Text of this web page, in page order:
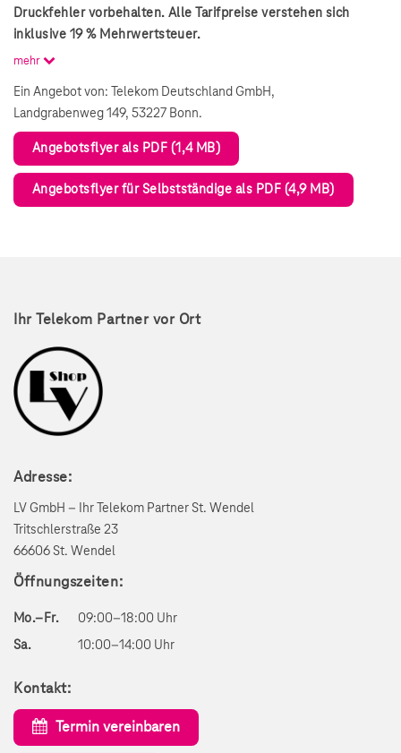
Druckfehler vorbehalten. Alle Tarifpreise verstehen sich
inklusive 19 % Mehrwertsteuer.
mehr
Ein Angebot von: Telekom Deutschland GmbH,
Landgrabenweg 149, 53227 Bonn.
Angebotsflyer als PDF (1,4 MB)
Angebotsflyer für Selbstständige als PDF (4,9 MB)
Ihr Telekom Partner vor Ort
Adresse:
LV GmbH – Ihr Telekom Partner St. Wendel
Tritschlerstraße 23
66606 St. Wendel
Öffnungszeiten:
Mo.–Fr.
09:00–18:00 Uhr
Sa.
10:00–14:00 Uhr
Kontakt:
Termin vereinbaren